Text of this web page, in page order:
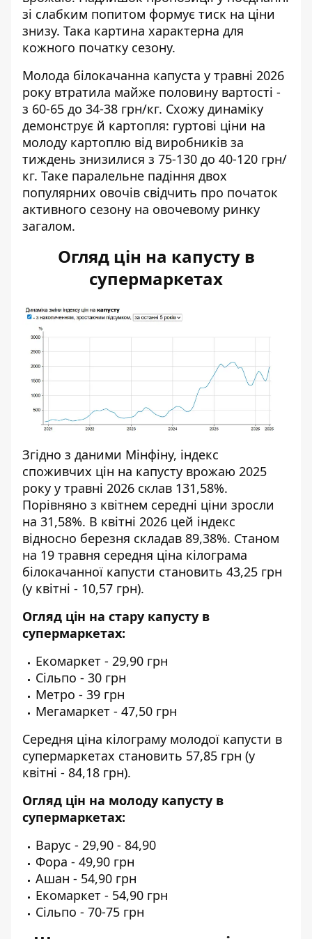
зі слабким попитом формує тиск на ціни
знизу. Така картина характерна для
кожного початку сезону.
Молода білокачанна капуста у травні 2026
року втратила майже половину вартості -
з 60-65 до 34-38 грн/кг. Схожу динаміку
демонструє й картопля: гуртові ціни на
молоду картоплю від виробників за
тиждень знизилися з 75-130 до 40-120 грн/
кг. Таке паралельне падіння двох
популярних овочів свідчить про початок
активного сезону на овочевому ринку
загалом.
Огляд цін на капусту в
супермаркетах
Згідно з даними Мінфіну, індекс
споживчих цін на капусту врожаю 2025
року у травні 2026 склав 131,58%.
Порівняно з квітнем середні ціни зросли
на 31,58%. В квітні 2026 цей індекс
відносно березня складав 89,38%. Станом
на 19 травня середня ціна кілограма
білокачанної капусти становить 43,25 грн
(у квітні - 10,57 грн).
Огляд цін на стару капусту в
супермаркетах:
Екомаркет - 29,90 грн
Сільпо - 30 грн
Метро - 39 грн
Мегамаркет - 47,50 грн
Середня ціна кілограму молодої капусти в
супермаркетах становить 57,85 грн (у
квітні - 84,18 грн).
Огляд цін на молоду капусту в
супермаркетах:
Варус - 29,90 - 84,90
Фора - 49,90 грн
Ашан - 54,90 грн
Екомаркет - 54,90 грн
Сільпо - 70-75 грн